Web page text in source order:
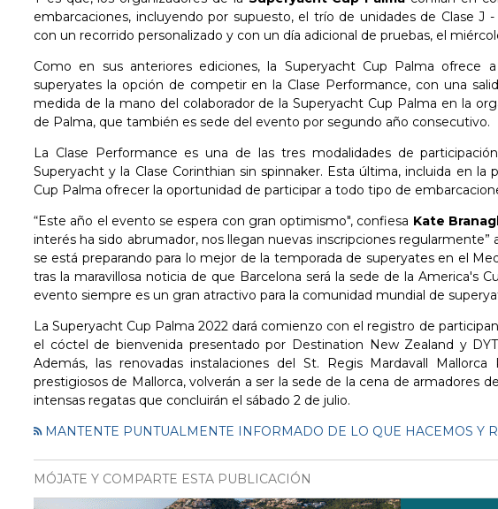
embarcaciones, incluyendo por supuesto, el trío de unidades de Clase J -
con un recorrido personalizado y con un día adicional de pruebas, el
Como en sus anteriores ediciones, la Superyacht Cup Palma ofrece
superyates la opción de competir en la Clase Performance, con una
medida de la mano del colaborador de la Superyacht Cup Palma en la
de Palma, que también es sede del evento por segundo año consecutivo.
La Clase Performance es una de las tres modalidades de
Superyacht y la Clase Corinthian sin spinnaker. Esta última, incluida en la
Cup Palma ofrecer la oportunidad de participar a todo tipo de
“Este año el evento se espera con gran optimismo", confiesa Kate
interés ha sido abrumador, nos llegan nuevas inscripciones regularmente”
se está preparando para lo mejor de la temporada de superyates en el
tras la maravillosa noticia de que Barcelona será la sede de la America's
evento siempre es un gran atractivo para la comunidad mundial de
La Superyacht Cup Palma 2022 dará comienzo con el registro de
el cóctel de bienvenida presentado por Destination New Zealand y
Además, las renovadas instalaciones del St. Regis Mardavall
prestigiosos de Mallorca, volverán a ser la sede de la cena de armadores
intensas regatas que concluirán el sábado 2 de julio.
MANTENTE PUNTUALMENTE INFORMADO DE LO QUE HACEMOS Y
MÓJATE Y COMPARTE ESTA PUBLICACIÓN